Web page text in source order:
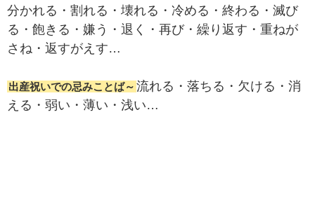
分かれる・割れる・壊れる・冷める・終わる・滅び
る・飽きる・嫌う・退く・再び・繰り返す・重ねが
さね・返すがえす…
出産祝いでの忌みことば～ 流れる・落ちる・欠ける・消
える・弱い・薄い・浅い…